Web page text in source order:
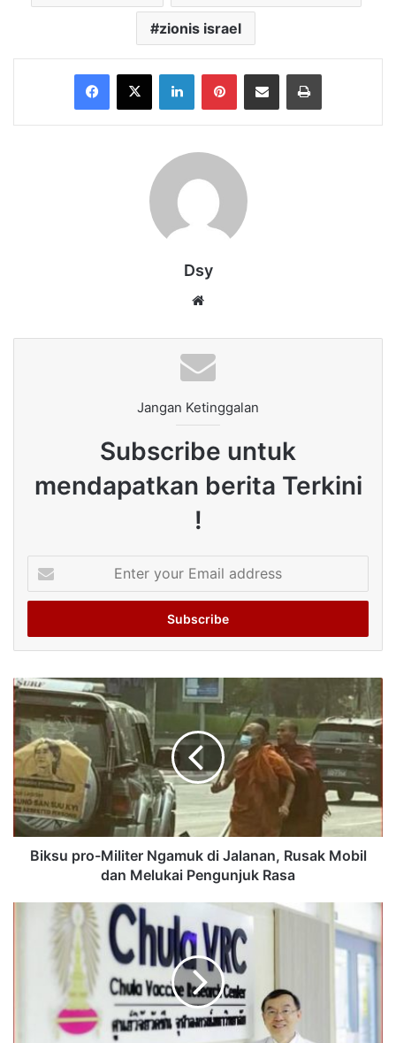
zionis israel
Facebook
X LinkedInPinterestShare via Email Print
Dsy
Jangan Ketinggalan
Subscribe untuk
mendapatkan berita Terkini
!
your
Email
Biksu pro-Militer Ngamuk di Jalanan, Rusak Mobil
dan Melukai Pengunjuk Rasa